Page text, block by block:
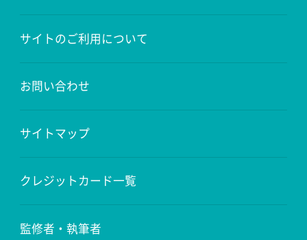
サイトのご利用について
お問い合わせ
サイトマップ
クレジットカード一覧
監修者・執筆者